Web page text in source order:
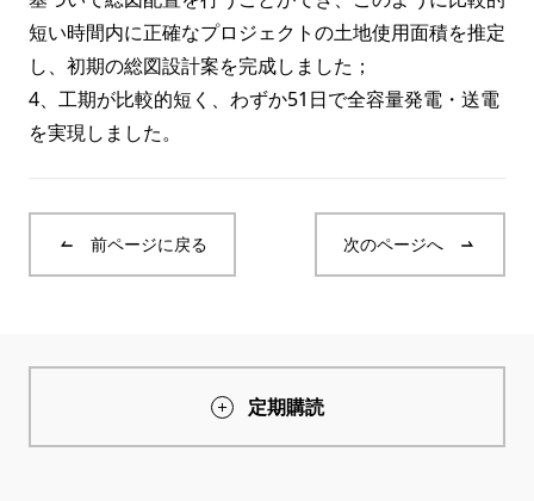
短い時間内に正確なプロジェクトの土地使用面積を推定
し、初期の総図設計案を完成しました；
4、工期が比較的短く、わずか51日で全容量発電・送電
を実現しました。
前ページに戻る 次のページへ
定期購読